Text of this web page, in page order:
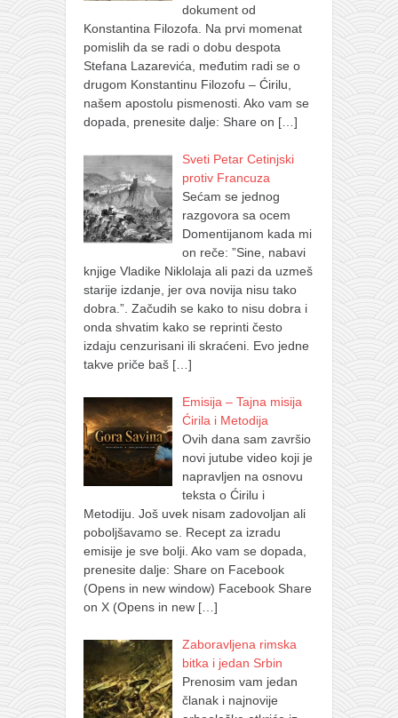
dokument od
Konstantina Filozofa. Na prvi momenat
pomislih da se radi o dobu despota
Stefana Lazarevića, međutim radi se o
drugom Konstantinu Filozofu – Ćirilu,
našem apostolu pismenosti. Ako vam se
dopada, prenesite dalje: Share on […]
Sveti Petar Cetinjski
protiv Francuza
Sećam se jednog
razgovora sa ocem
Domentijanom kada mi
on reče: ”Sine, nabavi
knjige Vladike Niklolaja ali pazi da uzmeš
starije izdanje, jer ova novija nisu tako
dobra.”. Začudih se kako to nisu dobra i
onda shvatim kako se reprinti često
izdaju cenzurisani ili skraćeni. Evo jedne
takve priče baš […]
Emisija – Tajna misija
Ćirila i Metodija
Ovih dana sam završio
novi jutube video koji je
napravljen na osnovu
teksta o Ćirilu i
Metodiju. Još uvek nisam zadovoljan ali
poboljšavamo se. Recept za izradu
emisije je sve bolji. Ako vam se dopada,
prenesite dalje: Share on Facebook
(Opens in new window) Facebook Share
on X (Opens in new […]
Zaboravljena rimska
bitka i jedan Srbin
Prenosim vam jedan
članak i najnovije